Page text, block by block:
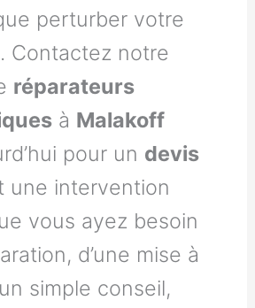
perturber votre
Contactez notre
réparateurs
à Malakoff
pour un devis
une intervention
vous ayez besoin
d’une mise à
simple conseil,